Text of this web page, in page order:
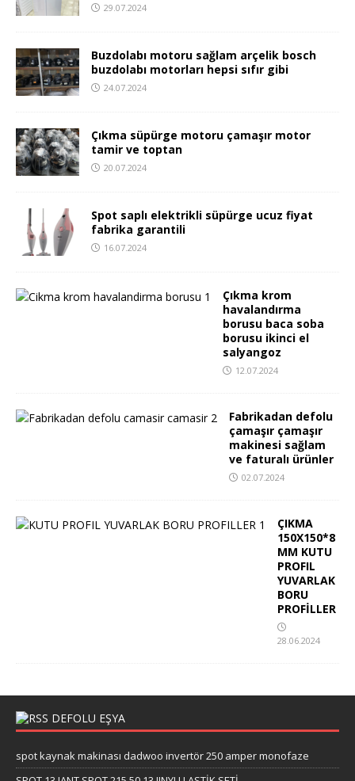
29.07.2024
Buzdolabı motoru sağlam arçelik bosch
buzdolabı motorları hepsi sıfır gibi
24.07.2024
Çıkma süpürge motoru çamaşır motor
tamir ve toptan
20.07.2024
Spot saplı elektrikli süpürge ucuz fiyat
fabrika garantili
16.07.2024
Çıkma krom
havalandırma
borusu baca soba
borusu ikinci el
salyangoz
12.07.2024
Fabrikadan defolu
çamaşır çamaşır
makinesi sağlam
ve faturalı ürünler
02.07.2024
ÇIKMA
150X150*8
MM KUTU
PROFIL
YUVARLAK
BORU
PROFİLLER
28.06.2024
DEFOLU EŞYA
spot kaynak makinası dadwoo invertör 250 amper monofaze